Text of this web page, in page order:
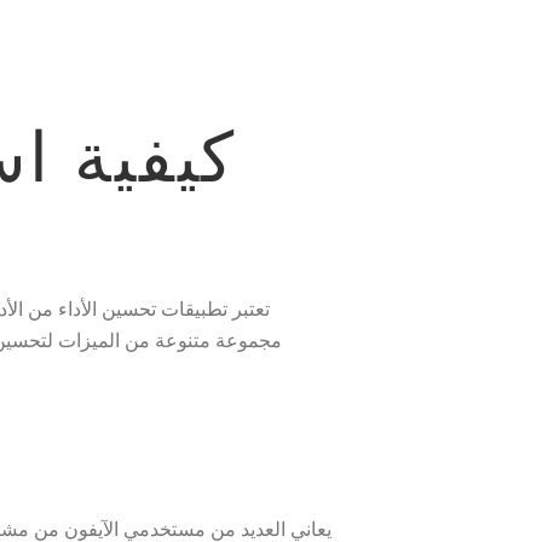
كيفية
تعتبر تطبيقات تحسين الأداء من
مجموعة متنوعة من الميزات
يعاني العديد من مستخدمي الآيفون من